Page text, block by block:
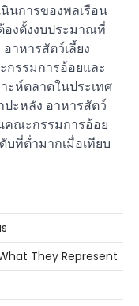
นินการของพลเรือน
องตั้งงบประมาณที่
าหารสัตว์เลี้ยง
กรรมการอ้อยและ
ะห์ตลาดในประเทศ
ะหลัง อาหารสัตว์
คณะกรรมการอ้อย
บที่ต่ำมากเมื่อเทียบ
They Represent